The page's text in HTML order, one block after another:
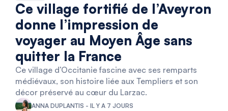
Ce village fortifié de l’Aveyron
donne l’impression de
voyager au Moyen Âge sans
quitter la France
Ce village d’Occitanie fascine avec ses remparts
médiévaux, son histoire liée aux Templiers et son
décor préservé au cœur du Larzac.
ANNA DUPLANTIS - IL Y A 7 JOURS